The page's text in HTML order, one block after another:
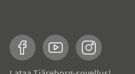
FacebookYouTubeInstagram